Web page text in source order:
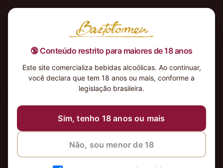
🔞 Conteúdo restrito para maiores de 18 anos
Este site comercializa bebidas alcoólicas. Ao continuar,
você declara que tem 18 anos ou mais, conforme a
legislação brasileira.
Sim, tenho 18 anos ou mais
Não, sou menor de 18